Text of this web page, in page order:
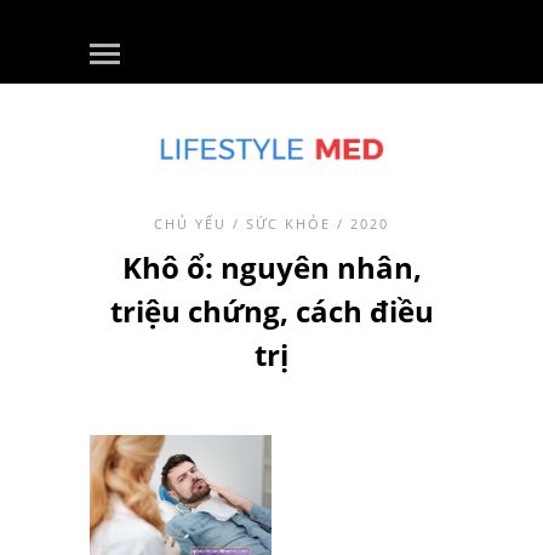
CHỦ YẾU / SỨC KHỎE / 2020
Khô ổ: nguyên nhân,
triệu chứng, cách điều
trị